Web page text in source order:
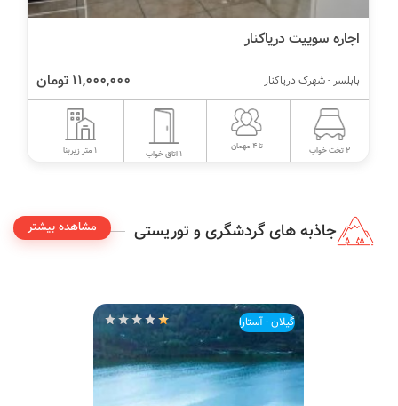
اجاره سوییت دریاکنار
11,000,000 تومان بابلسر - شهرک دریاکنار
2 تخت خواب تا 4 مهمان
1 اتاق خواب 1 متر زیربنا
جاذبه های گردشگری و توریستی مشاهده بیشتر
گیلان - آستارا